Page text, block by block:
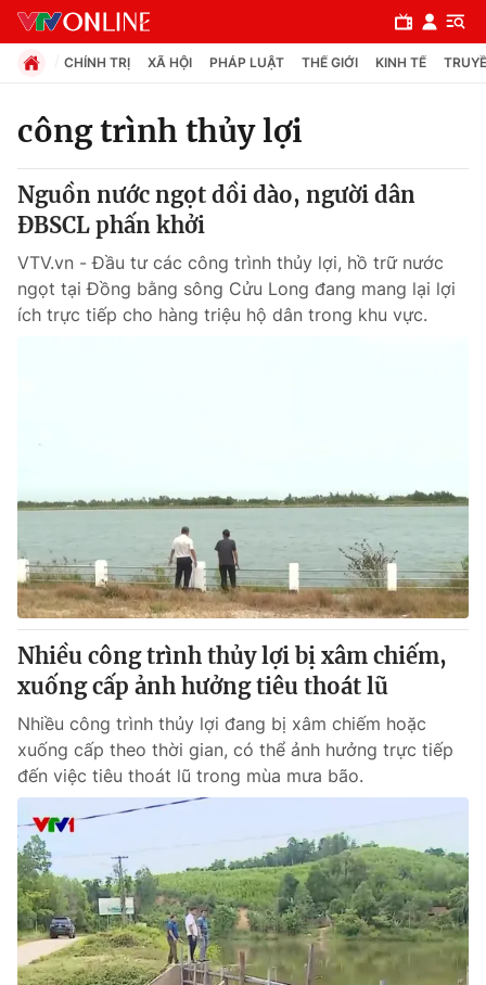
Chuyên mục
Chính trị
Xã hội
Tin tức
Thế giới đó đây
Câu chuyện quốc tế
Tài chính
Thị trường
Góc doanh nghiệp
Dữ liệu và đời sống
Truyền hình
Phim VTV
Hậu trường
Nhân vật
Khán giả
Giải sao mai
Giải trí
Điện ảnh
Sao
Đời sống
Du lịch
Làm đẹp
Chất lượng cuộc sống
Giáo dục
Tuyển sinh
Học trực tuyến
Công nghệ
Hitech Công nghệ tương lai
Giao lưu trực tuyến
CHÍNH TRỊ XÃ HỘI PHÁP LUẬT THẾ GIỚI KINH TẾ
công trình thủy lợi
Nguồn nước ngọt dồi dào, người dân
ĐBSCL phấn khởi
VTV.vn - Đầu tư các công trình thủy lợi, hồ trữ nước
ngọt tại Đồng bằng sông Cửu Long đang mang lại lợi
ích trực tiếp cho hàng triệu hộ dân trong khu vực.
Nhiều công trình thủy lợi bị xâm chiếm,
xuống cấp ảnh hưởng tiêu thoát lũ
Nhiều công trình thủy lợi đang bị xâm chiếm hoặc
xuống cấp theo thời gian, có thể ảnh hưởng trực tiếp
đến việc tiêu thoát lũ trong mùa mưa bão.